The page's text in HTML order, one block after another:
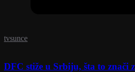
tvsunce
DFC stiže u Srbiju, šta to znači